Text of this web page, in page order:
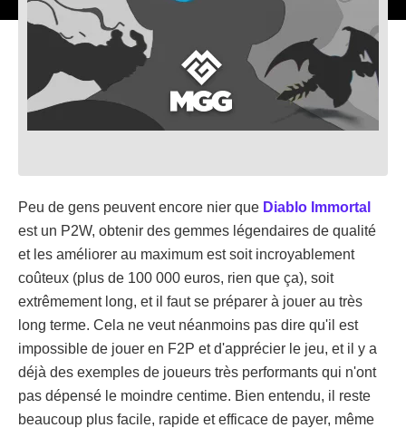
Peu de gens peuvent encore nier que Diablo Immortal
est un P2W, obtenir des gemmes légendaires de qualité
et les améliorer au maximum est soit incroyablement
coûteux (plus de 100 000 euros, rien que ça), soit
extrêmement long, et il faut se préparer à jouer au très
long terme. Cela ne veut néanmoins pas dire qu'il est
impossible de jouer en F2P et d'apprécier le jeu, et il y a
déjà des exemples de joueurs très performants qui n'ont
pas dépensé le moindre centime. Bien entendu, il reste
beaucoup plus facile, rapide et efficace de payer, même